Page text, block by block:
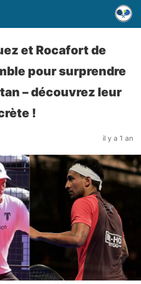
et Rocafort de
pour surprendre
– découvrez leur
!
il y a 1 an